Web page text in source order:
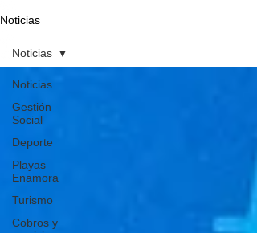
Noticias
Noticias
Gestión
Social
Deporte
Playas
Enamora
Turismo
Cobros y
Noticias